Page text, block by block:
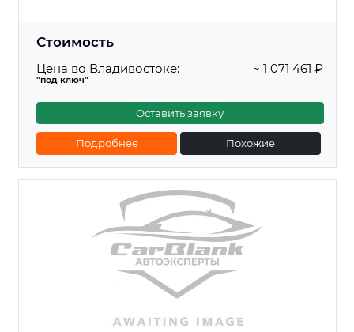
Стоимость
Цена во Владивостоке:
"под ключ"
~ 1 071 461 ₽
Оставить заявку
Подробнее Похожие